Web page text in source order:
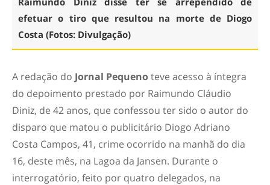
efetuar o tiro que resultou na morte de Diogo
Costa (Fotos: Divulgação)
A redação do Jornal Pequenoteve acesso à íntegra
do depoimento prestado por Raimundo Cláudio
Diniz, de 42 anos, que confessou ter sido o autor do
disparo que matou o publicitário Diogo Adriano
Costa Campos, 41, crime ocorrido na manhã do dia
16, deste mês, na Lagoa da Jansen. Durante o
interrogatório, feito por quatro delegados, na